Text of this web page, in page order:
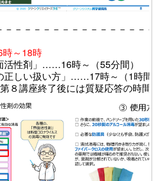
－－－－－－－－－－－－－－－
～18時
活性剤」……16時～（55分間）
正しい扱い方」……17時～（1時間
８講座終了後には質疑応答の時間